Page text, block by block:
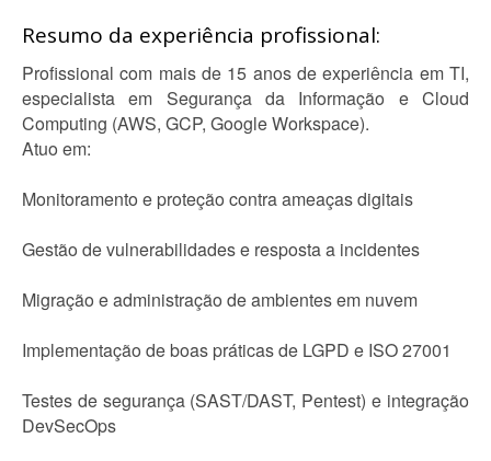
Resumo da experiência profissional:
Profissional com mais de 15 anos de experiência em TI,
especialista em Segurança da Informação e Cloud
Computing (AWS, GCP, Google Workspace).
Atuo em:
Monitoramento e proteção contra ameaças digitais
Gestão de vulnerabilidades e resposta a incidentes
Migração e administração de ambientes em nuvem
Implementação de boas práticas de LGPD e ISO 27001
Testes de segurança (SAST/DAST, Pentest) e integração
DevSecOps